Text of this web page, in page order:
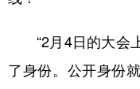
“2月4日的大会上
了身份。公开身份